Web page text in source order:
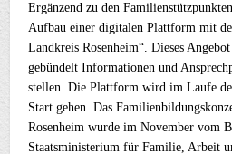
Ergänzend zu den
Aufbau einer digitalen Plattform mit
Landkreis Rosenheim“. Dieses
gebündelt Informationen und
stellen. Die Plattform wird im Laufe
Start gehen. Das
Rosenheim wurde im November vom
Staatsministerium für Familie, Arbeit